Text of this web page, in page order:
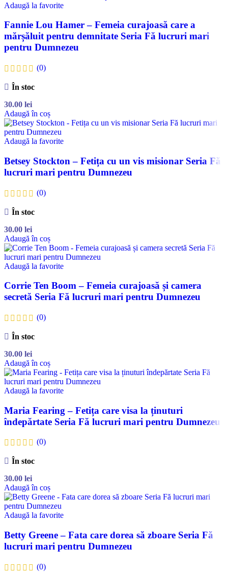
Adaugă la favorite
Fannie Lou Hamer – Femeia curajoasă care a
mărșăluit pentru demnitate Seria Fă lucruri mari
pentru Dumnezeu
(0)
În stoc
30.00 lei
Adaugă în coș
Adaugă la favorite
Betsey Stockton – Fetița cu un vis misionar Seria Fă
lucruri mari pentru Dumnezeu
(0)
În stoc
30.00 lei
Adaugă în coș
Adaugă la favorite
Corrie Ten Boom – Femeia curajoasă și camera
secretă Seria Fă lucruri mari pentru Dumnezeu
(0)
În stoc
30.00 lei
Adaugă în coș
Adaugă la favorite
Maria Fearing – Fetița care visa la ținuturi
îndepărtate Seria Fă lucruri mari pentru Dumnezeu
(0)
În stoc
30.00 lei
Adaugă în coș
Adaugă la favorite
Betty Greene – Fata care dorea să zboare Seria Fă
lucruri mari pentru Dumnezeu
(0)